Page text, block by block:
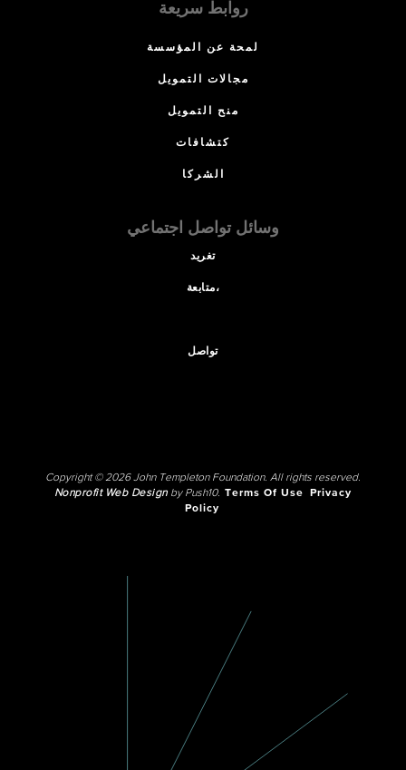
روابط سريعة
لمحة عن المؤسسة
مجالات التمويل
منح التمويل
كتشافات
الشركا
وسائل تواصل اجتماعي
تغريد
متابعة،
تواصل
Copyright © 2026 John Templeton Foundation. All rights reserved.
Nonprofit Web Designby Push10. Terms Of Use
Privacy
Policy